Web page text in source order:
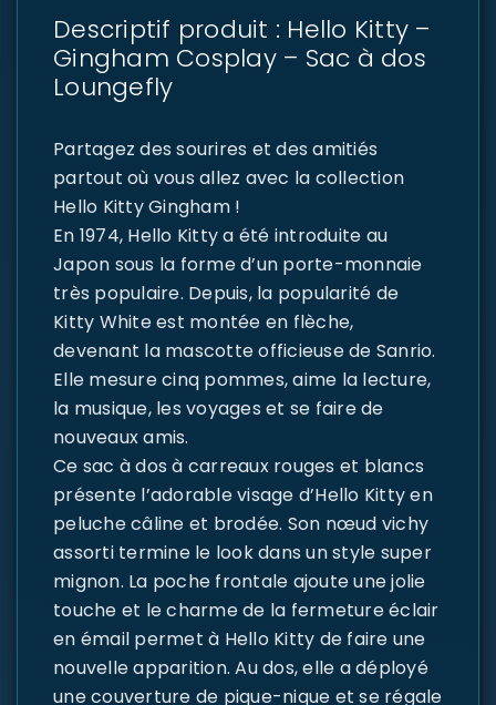
Descriptif produit : Hello Kitty –
Gingham Cosplay – Sac à dos
Loungefly
Partagez des sourires et des amitiés
partout où vous allez avec la collection
Hello Kitty Gingham !
En 1974, Hello Kitty a été introduite au
Japon sous la forme d’un porte-monnaie
très populaire. Depuis, la popularité de
Kitty White est montée en flèche,
devenant la mascotte officieuse de Sanrio.
Elle mesure cinq pommes, aime la lecture,
la musique, les voyages et se faire de
nouveaux amis.
Ce sac à dos à carreaux rouges et blancs
présente l’adorable visage d’Hello Kitty en
peluche câline et brodée. Son nœud vichy
assorti termine le look dans un style super
mignon. La poche frontale ajoute une jolie
touche et le charme de la fermeture éclair
en émail permet à Hello Kitty de faire une
nouvelle apparition. Au dos, elle a déployé
une couverture de pique-nique et se régale